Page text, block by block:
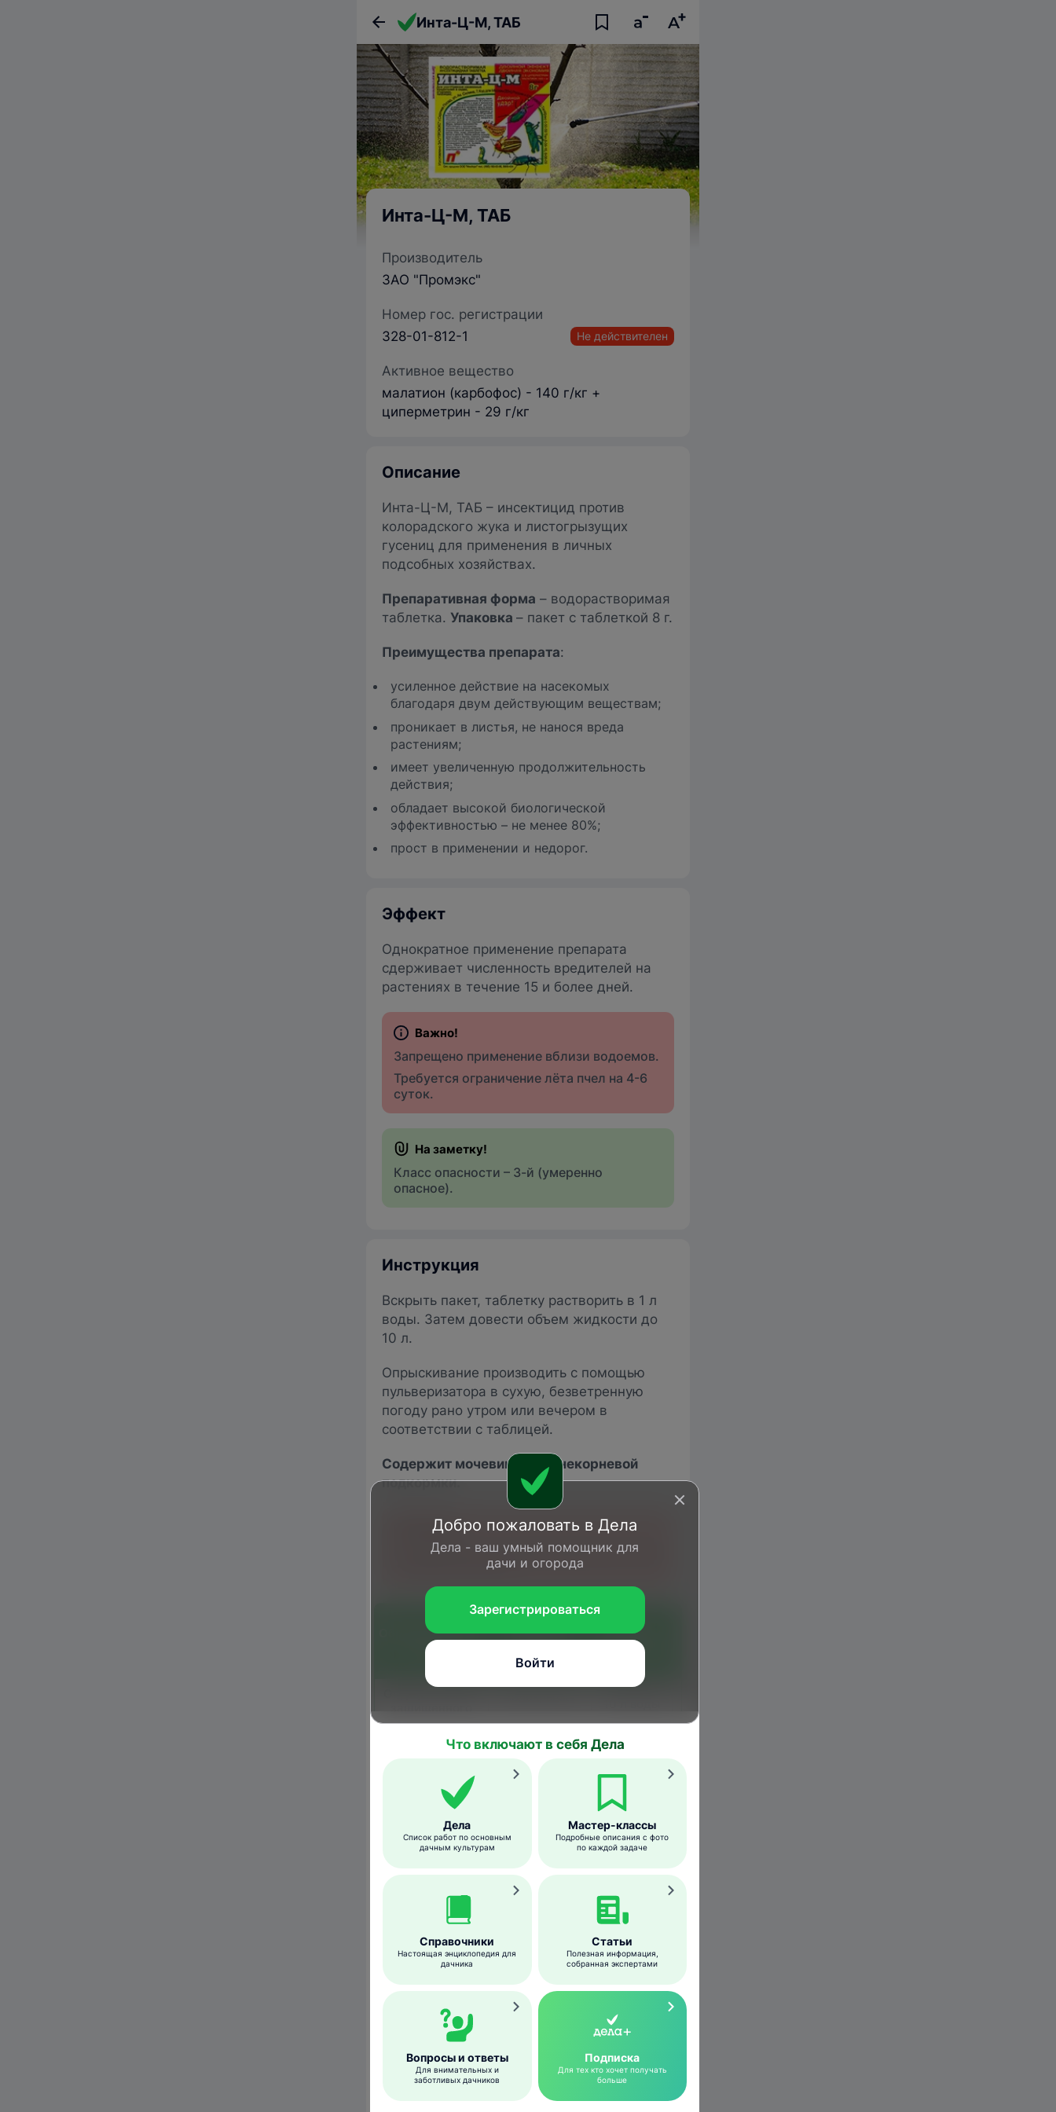
Инта-Ц-М, ТАБ
Инта-Ц-М, ТАБ
Производитель
ЗАО "Промэкс"
Номер гос. регистрации
328-01-812-1
Не действителен
Активное вещество
малатион (карбофос) - 140 г/кг +
циперметрин - 29 г/кг
Описание
Инта-Ц-М, ТАБ – инсектицид против
колорадского жука и листогрызущих
гусениц для применения в личных
подсобных хозяйствах.
Препаративная форма – водорастворимая
таблетка. Упаковка – пакет с таблеткой 8 г.
Преимущества препарата:
усиленное действие на насекомых
благодаря двум действующим веществам;
проникает в листья, не нанося вреда
растениям;
имеет увеличенную продолжительность
действия;
обладает высокой биологической
эффективностью – не менее 80%;
прост в применении и недорог.
Эффект
Однократное применение препарата
сдерживает численность вредителей на
растениях в течение 15 и более дней.
Запрещено применение вблизи водоемов.
Требуется ограничение лёта пчел на 4-6
суток.
Класс опасности – 3-й (умеренно
опасное).
Инструкция
Вскрыть пакет, таблетку растворить в 1 л
воды. Затем довести объем жидкости до
10 л.
Опрыскивание производить с помощью
пульверизатора в сухую, безветренную
погоду рано утром или вечером в
соответствии с таблицей.
Содержит мочевину для внекорневой
подкормки.
Не применять для опрыскивания растений
во время цветения.
Обрабатываемая
культура
Вредный
Норма
применения
грунта
2 таб. на
Опрыскивание
Тли, трипсы
1 таб. на 10
л воды
Картофель
Картофельная
моль,
картофельная
коровка
Яблоня, груша
Яблонный
медяницы,
пилильщики
Слива, вишня
Тли,
плодожорки,
Смородина
черная и
красная,
крыжовник
листовертки,
пилильщики,
огневки
Добро пожаловать в Дела
Дела - ваш умный помощник для
дачи и огорода
Зарегистрироваться
Войти
Что включают в себя Дела
Дела
Список работ по основным
дачным культурам
Мастер-классы
Подробные описания с фото
по каждой задаче
Справочники
Настоящая энциклопедия для
дачника
Статьи
Полезная информация,
собранная экспертами
Вопросы и ответы
Для внимательных и
заботливых дачников
Подписка
Для тех кто хочет получать
больше